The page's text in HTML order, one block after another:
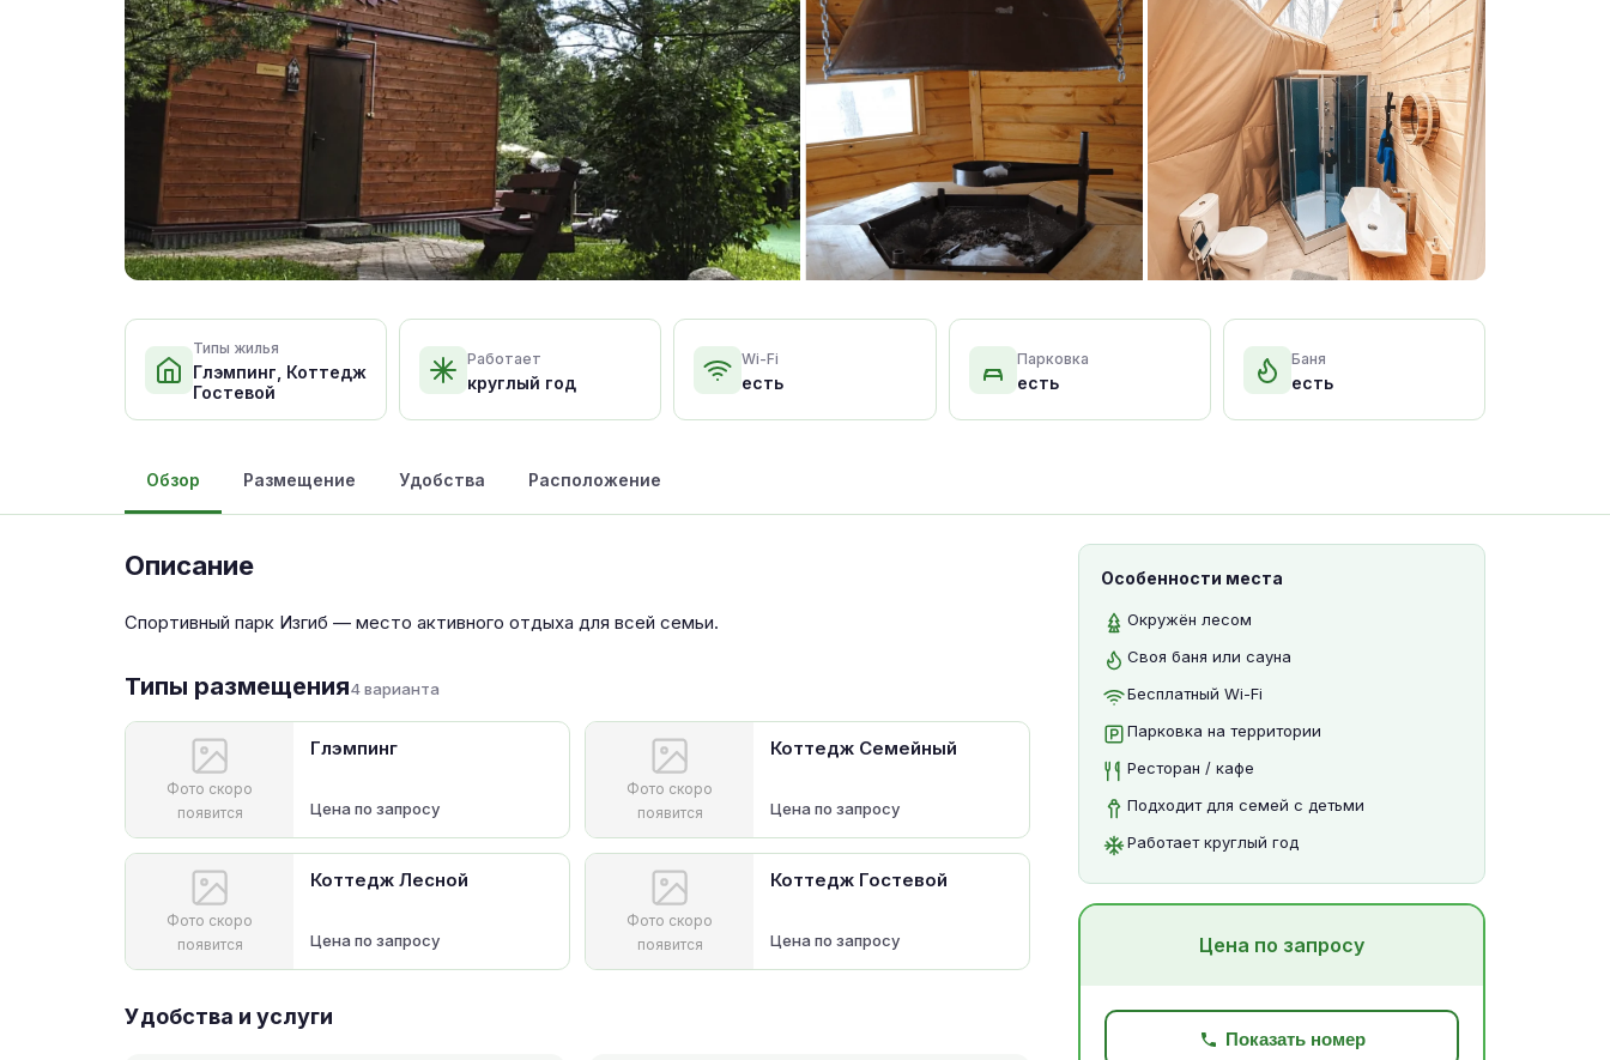
Типы жилья
Глэмпинг, Коттедж
Гостевой
Работает
круглый год
Wi-Fi
есть
Парковка
есть
Баня
есть
Обзор Размещение Удобства Расположение
Описание
Спортивный парк Изгиб — место активного отдыха для всей семьи.
Типы размещения4 варианта
Фото скоро
появится
Глэмпинг
Цена по запросу
Фото скоро
появится
Коттедж Семейный
Цена по запросу
Фото скоро
появится
Коттедж Лесной
Цена по запросу
Фото скоро
появится
Коттедж Гостевой
Цена по запросу
Удобства и услуги
Особенности места
Окружён лесом
Своя баня или сауна
Бесплатный Wi-Fi
Парковка на территории
Ресторан / кафе
Подходит для семей с детьми
Работает круглый год
Цена по запросу
Показать номер